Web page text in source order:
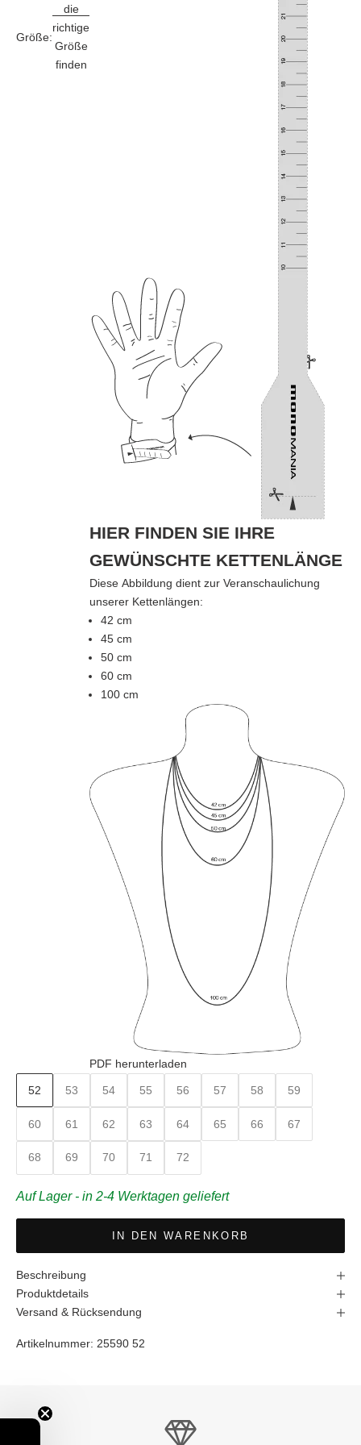
Größe:
die
richtige
Größe
finden
HIER FINDEN SIE IHRE
GEWÜNSCHTE KETTENLÄNGE
Diese Abbildung dient zur Veranschaulichung
unserer Kettenlängen:
42 cm
45 cm
50 cm
60 cm
100 cm
PDF herunterladen
52 53 54 55 56 57 58 59
60 61 62 63 64 65 66 67
68 69 70 71 72
Auf Lager - in 2-4 Werktagen geliefert
IN DEN WARENKORB
Beschreibung
Produktdetails
Versand & Rücksendung
Artikelnummer: 25590 52